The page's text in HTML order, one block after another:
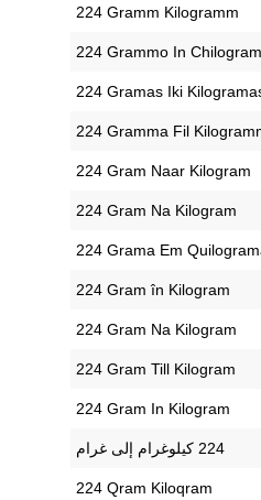
‎224 Gramm Kilogramm
‎224 Grammo In
‎224 Gramas Iki
‎224 Gramma Fil
‎224 Gram Naar Kilogram
‎224 Gram Na Kilogram
‎224 Grama Em
‎224 Gram în Kilogram
‎224 Gram Na Kilogram
‎224 Gram Till Kilogram
‎224 Gram In Kilogram
‎224 Qram Kiloqram